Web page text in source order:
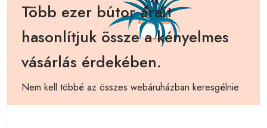
Több ezer bútor árait
hasonlítjuk össze a kényelmes
vásárlás érdekében.
Nem kell többé az összes webáruházban keresgélnie